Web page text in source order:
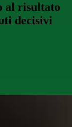
al risultato
decisivi